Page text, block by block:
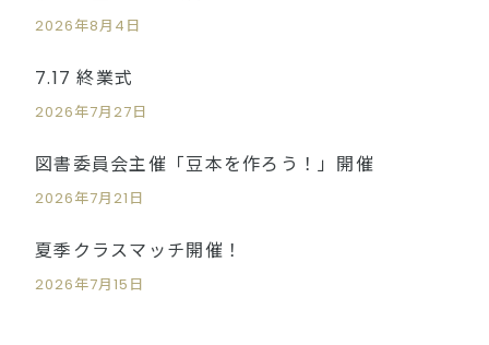
2026年8月4日
7.17 終業式
2026年7月27日
図書委員会主催「豆本を作ろう！」開催
2026年7月21日
夏季クラスマッチ開催！
2026年7月15日